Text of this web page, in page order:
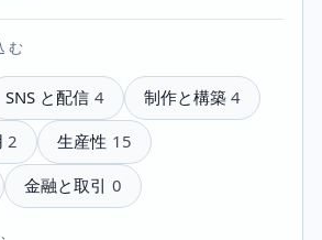
む
SNS と配信 4 制作と構築 4
2 生産性 15
金融と取引 0